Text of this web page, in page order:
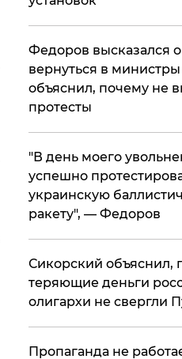
Федоров высказался
вернуться в
объяснил, почему не
протесты
​"В день моего
успешно
украинскую
ракету", — Федоров
Сикорский объяснил,
теряющие деньги
олигархи не свергли
​Пропаганда не